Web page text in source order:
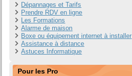
Dépannages et Tarifs
Prendre RDV en ligne
Les Formations
Alarme de maison
Boxe ou équipement internet à installer
Assistance à distance
Astuces Informatique
Pour les Pro